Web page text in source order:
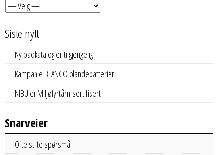
Siste nytt
Ny badkatalog er tilgjengelig
Kampanje BLANCO blandebatterier
NIBU er Miljøfyrtårn-sertifisert
Snarveier
Ofte stilte spørsmål